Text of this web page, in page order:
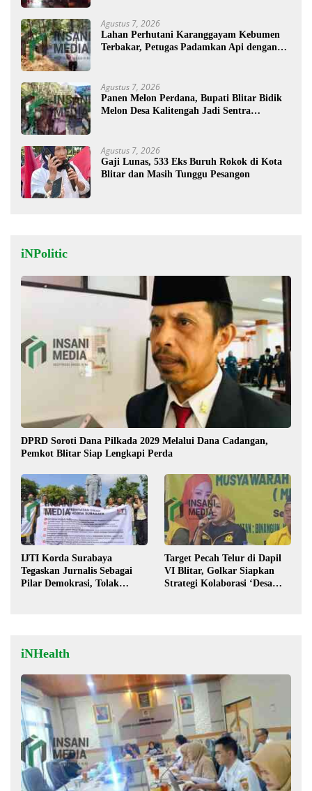
Agustus 7, 2026
Lahan Perhutani Karanggayam Kebumen
Terbakar, Petugas Padamkan Api dengan
Agustus 7, 2026
Panen Melon Perdana, Bupati Blitar Bidik
Melon Desa Kalitengah Jadi Sentra
Agustus 7, 2026
Gaji Lunas, 533 Eks Buruh Rokok di Kota
Blitar dan Masih Tunggu Pesangon
iNPolitic
DPRD Soroti Dana Pilkada 2029 Melalui Dana Cadangan,
Pemkot Blitar Siap Lengkapi Perda
IJTI Korda Surabaya
Tegaskan Jurnalis Sebagai
Pilar Demokrasi, Tolak
Target Pecah Telur di Dapil
VI Blitar, Golkar Siapkan
Strategi Kolaborasi ‘Desa
iNHealth